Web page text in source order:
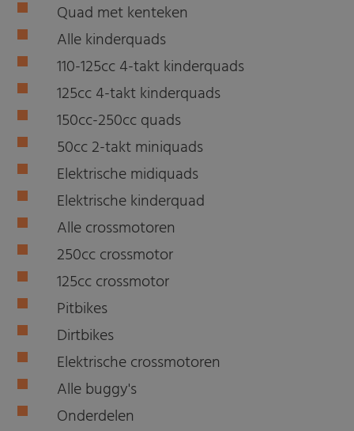
Quad met kenteken
Alle kinderquads
110-125cc 4-takt kinderquads
125cc 4-takt kinderquads
150cc-250cc quads
50cc 2-takt miniquads
Elektrische midiquads
Elektrische kinderquad
Alle crossmotoren
250cc crossmotor
125cc crossmotor
Pitbikes
Dirtbikes
Elektrische crossmotoren
Alle buggy's
Onderdelen